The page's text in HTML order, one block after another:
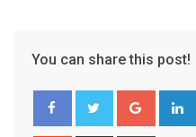
You can share this post!
Google+